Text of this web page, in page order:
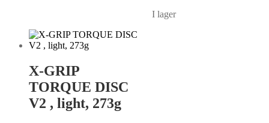
I lager
X-GRIP
TORQUE DISC
V2 , light, 273g